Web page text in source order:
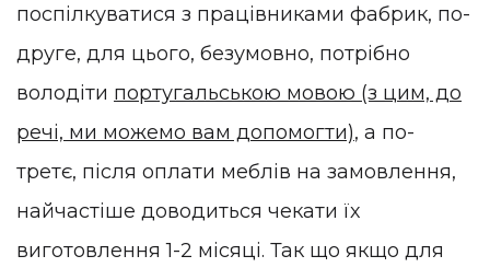
поспілкуватися з працівниками фабрик, по-
друге, для цього, безумовно, потрібно
володіти португальською мовою (з цим, до
речі, ми можемо вам допомогти), а по-
третє, після оплати меблів на замовлення,
найчастіше доводиться чекати їх
виготовлення 1-2 місяці. Так що якщо для